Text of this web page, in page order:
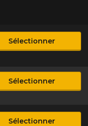
Sélectionner
Sélectionner
Sélectionner